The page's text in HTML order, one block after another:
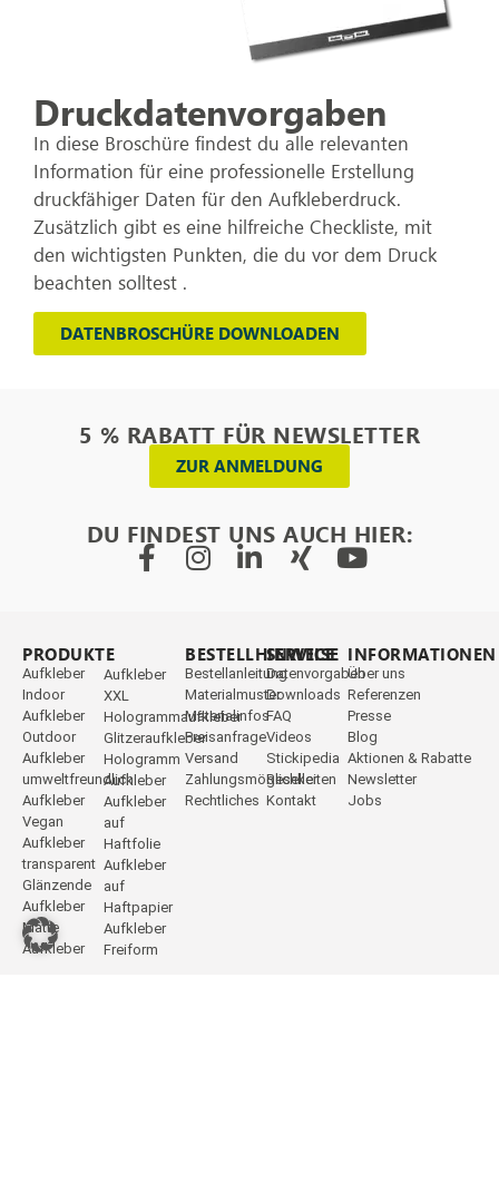
Druckdatenvorgaben
In diese Broschüre findest du alle relevanten
Information für eine professionelle Erstellung
druckfähiger Daten für den Aufkleberdruck.
Zusätzlich gibt es eine hilfreiche Checkliste, mit
den wichtigsten Punkten, die du vor dem Druck
beachten solltest .
DATENBROSCHÜRE DOWNLOADEN
5 % RABATT FÜR NEWSLETTER
ZUR ANMELDUNG
DU FINDEST UNS AUCH HIER:
PRODUKTE
Aufkleber
Indoor
Aufkleber
Outdoor
Aufkleber
umweltfreundlich
Aufkleber
Vegan
Aufkleber
transparent
Glänzende
Aufkleber
Matte
Aufkleber
_
Aufkleber
XXL
Hologrammaufkleber
Glitzeraufkleber
Hologramm
Aufkleber
Aufkleber
auf
Haftfolie
Aufkleber
auf
Haftpapier
Aufkleber
Freiform
BESTELLHINWEISE
Bestellanleitung
Materialmuster
Materialinfos
Preisanfrage
Versand
Zahlungsmöglichkeiten
Rechtliches
SERVICE
Datenvorgaben
Downloads
FAQ
Videos
Stickipedia
Reseller
Kontakt
INFORMATIONEN
Über uns
Referenzen
Presse
Blog
Aktionen & Rabatte
Newsletter
Jobs